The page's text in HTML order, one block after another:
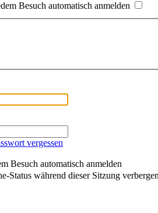
Besuch automatisch anmelden
vergessen
Besuch automatisch anmelden
Status während dieser Sitzung verbergen